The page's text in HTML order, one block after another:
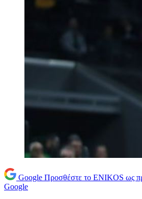
Google Προσθέστε το ENIKOS ως
Google